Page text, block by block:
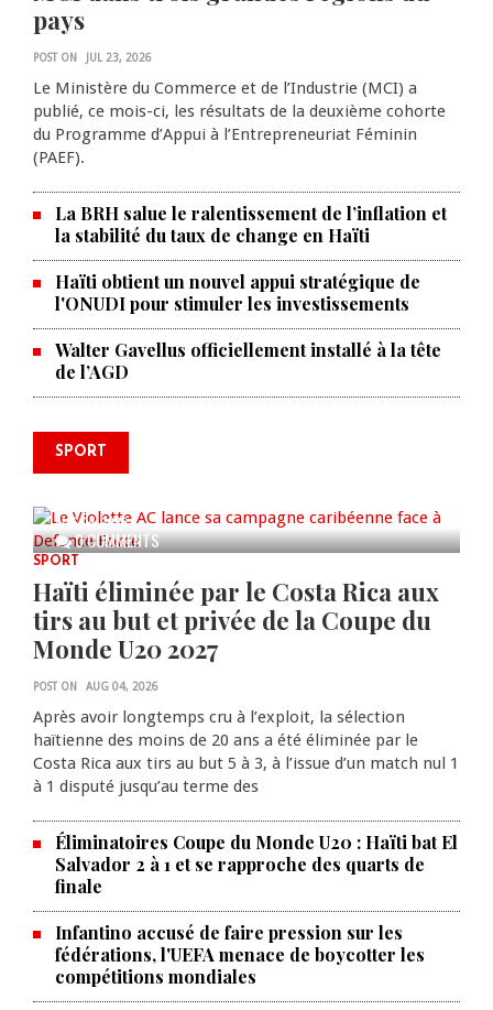
pays
POST ON JUL 23, 2026
Le Ministère du Commerce et de l’Industrie (MCI) a
publié, ce mois-ci, les résultats de la deuxième cohorte
du Programme d’Appui à l’Entrepreneuriat Féminin
(PAEF).
La BRH salue le ralentissement de l’inflation et
la stabilité du taux de change en Haïti
Haïti obtient un nouvel appui stratégique de
l'ONUDI pour stimuler les investissements
Walter Gavellus officiellement installé à la tête
de l’AGD
SPORT
0 COMMENTS
Le Violette AC lance sa campagne
AUG 04, 2026
SPORT
Haïti éliminée par le Costa Rica aux
tirs au but et privée de la Coupe du
Monde U20 2027
POST ON AUG 04, 2026
Après avoir longtemps cru à l’exploit, la sélection
haïtienne des moins de 20 ans a été éliminée par le
Costa Rica aux tirs au but 5 à 3, à l’issue d’un match nul 1
à 1 disputé jusqu’au terme des
Éliminatoires Coupe du Monde U20 : Haïti bat El
Salvador 2 à 1 et se rapproche des quarts de
finale
Infantino accusé de faire pression sur les
fédérations, l'UEFA menace de boycotter les
compétitions mondiales